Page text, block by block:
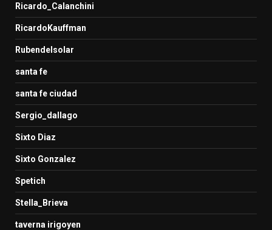
Ricardo_Calanchini
RicardoKauffman
Rubendelsolar
santa fe
santa fe ciudad
Sergio_dallago
Sixto Diaz
Sixto Gonzalez
Spetich
Stella_Brieva
taverna irigoyen